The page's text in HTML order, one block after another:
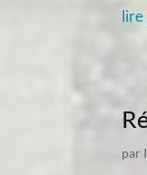
lire
par